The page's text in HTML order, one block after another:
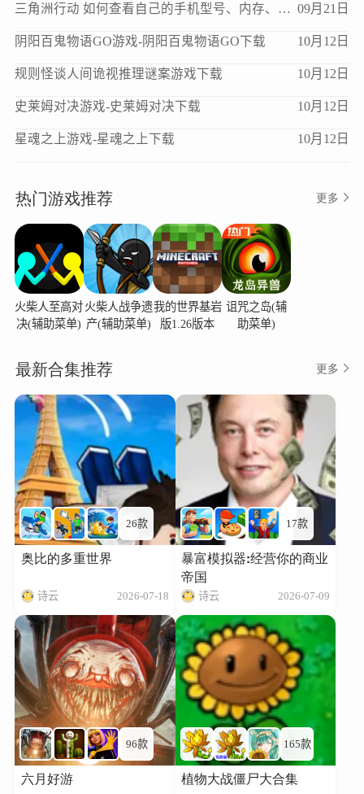
三角洲行动 如何查看自己的手机型号、内存、处理器、版本等信息？ 09月21日
阴阳百鬼物语GO游戏-阴阳百鬼物语GO下载 10月12日
规则怪谈人间诡视推理谜案游戏下载 10月12日
史莱姆对决游戏-史莱姆对决下载 10月12日
星魂之上游戏-星魂之上下载 10月12日
热门游戏推荐 更多
火柴人至高对
决(辅助菜单)
火柴人战争遗
产(辅助菜单)
我的世界基岩
版1.26版本
诅咒之岛(辅
助菜单)
最新合集推荐 更多
26款
奥比的多重世界
诗云 2026-07-18
17款
暴富模拟器:经营你的商业
帝国
诗云 2026-07-09
96款
六月好游
165款
植物大战僵尸大合集